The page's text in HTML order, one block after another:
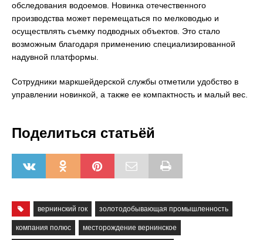
обследования водоемов. Новинка отечественного
производства может перемещаться по мелководью и
осуществлять съемку подводных объектов. Это стало
возможным благодаря применению специализированной
надувной платформы.
Сотрудники маркшейдерской службы отметили удобство в
управлении новинкой, а также ее компактность и малый вес.
Поделиться статьёй
вернинский гок золотодобывающая промышленность
компания полюс месторождение вернинское